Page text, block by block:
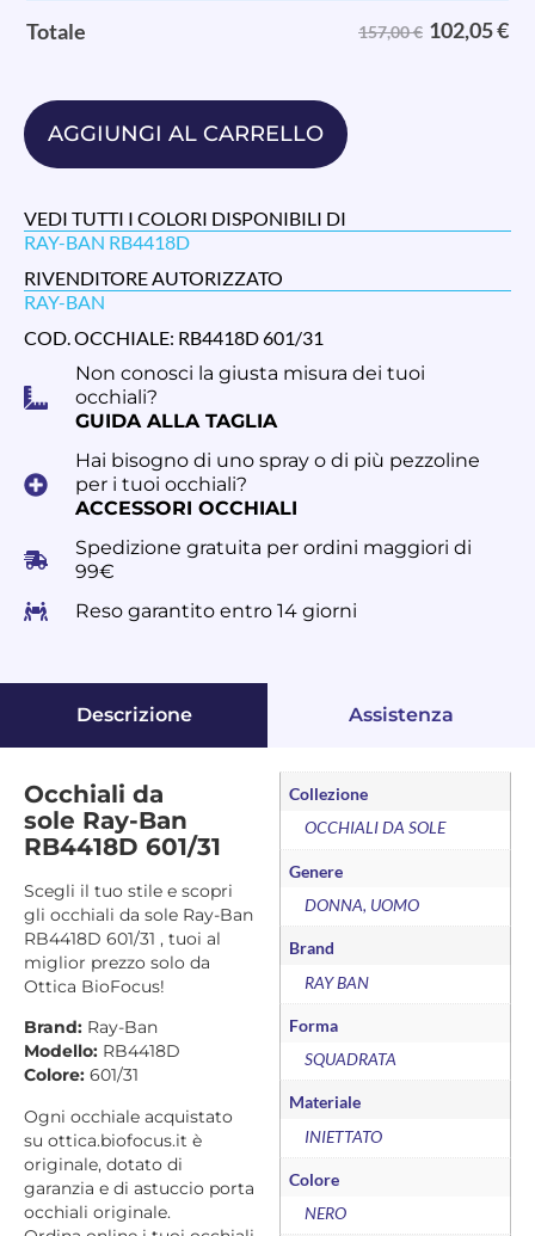
Totale 157,00 € 102,05€
AGGIUNGI AL CARRELLO
VEDI TUTTI I COLORI DISPONIBILI DI
RAY-BAN RB4418D
RIVENDITORE AUTORIZZATO
RAY-BAN
COD. OCCHIALE: RB4418D 601/31
Non conosci la giusta misura dei tuoi
occhiali?
GUIDA ALLA TAGLIA
Hai bisogno di uno spray o di più pezzoline
per i tuoi occhiali?
ACCESSORI OCCHIALI
Spedizione gratuita per ordini maggiori di
99€
Reso garantito entro 14 giorni
Descrizione Assistenza
Occhiali da
sole Ray-Ban
RB4418D 601/31
Scegli il tuo stile e scopri
gli occhiali da sole Ray-Ban
RB4418D 601/31 , tuoi al
miglior prezzo solo da
Ottica BioFocus!
Brand: Ray-Ban
Modello: RB4418D
Colore: 601/31
Ogni occhiale acquistato
su ottica.biofocus.it è
originale, dotato di
garanzia e di astuccio porta
occhiali originale.
Collezione
OCCHIALI DA SOLE
Genere
DONNA, UOMO
Brand
RAY BAN
Forma
SQUADRATA
Materiale
INIETTATO
Colore
NERO